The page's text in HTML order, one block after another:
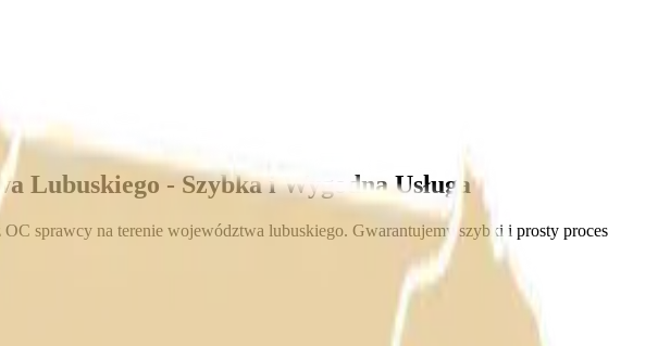
Lubuskiego - Szybka i Wygodna Usługa
sprawcy na terenie województwa lubuskiego. Gwarantujemy szybki i prosty proces